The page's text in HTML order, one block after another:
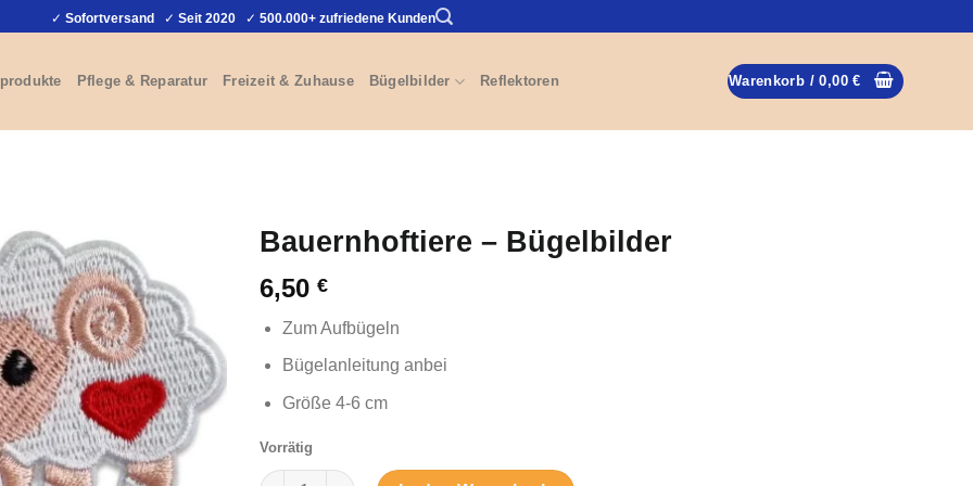
✓ Sofortversand ✓ Seit 2020 ✓ 500.000+ zufriedene Kunden
Pflege & Reparatur Freizeit & Zuhause Bügelbilder Reflektoren Warenkorb /0,00€
Bauernhoftiere – Bügelbilder
6,50 €
Zum Aufbügeln
Bügelanleitung anbei
Größe 4-6 cm
Vorrätig
Bauernhoftiere - Bügelbilder Menge